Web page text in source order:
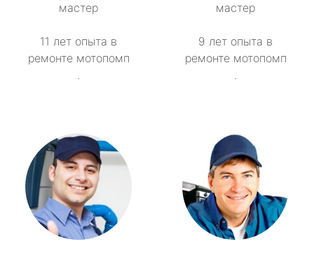
мастер
11 лет опыта в
ремонте мотопомп
.
мастер
9 лет опыта в
ремонте мотопомп
.